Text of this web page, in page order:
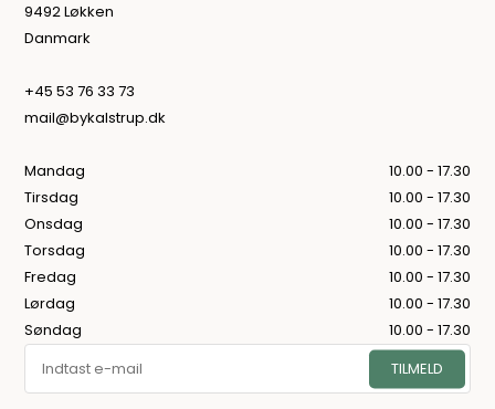
9492 Løkken
Danmark
+45 53 76 33 73
mail@bykalstrup.dk
Mandag
10.00 - 17.30
Tirsdag
10.00 - 17.30
Onsdag
10.00 - 17.30
Torsdag
10.00 - 17.30
Fredag
10.00 - 17.30
Lørdag
10.00 - 17.30
Søndag
10.00 - 17.30